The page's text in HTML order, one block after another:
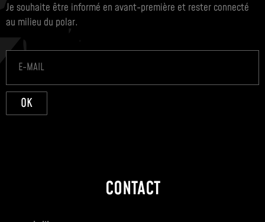
Je souhaite être informé en avant-première et rester connecté
au milieu du polar.
OK
CONTACT